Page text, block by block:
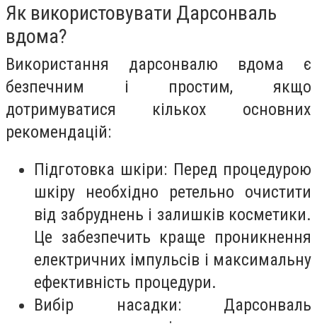
Як використовувати Дарсонваль
вдома?
Використання дарсонвалю вдома є
безпечним і простим, якщо
дотримуватися кількох основних
рекомендацій:
Підготовка шкіри: Перед процедурою
шкіру необхідно ретельно очистити
від забруднень і залишків косметики.
Це забезпечить краще проникнення
електричних імпульсів і максимальну
ефективність процедури.
Вибір насадки: Дарсонваль